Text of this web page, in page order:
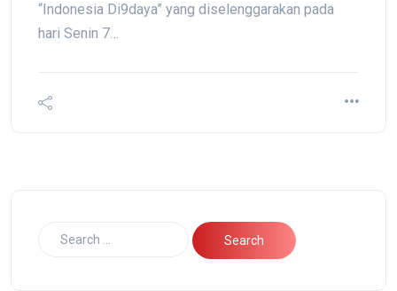
“Indonesia Di9daya” yang diselenggarakan pada
hari Senin 7…